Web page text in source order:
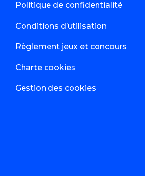
Politique de confidentialité
Conditions d’utilisation
Règlement jeux et concours
Charte cookies
Gestion des cookies